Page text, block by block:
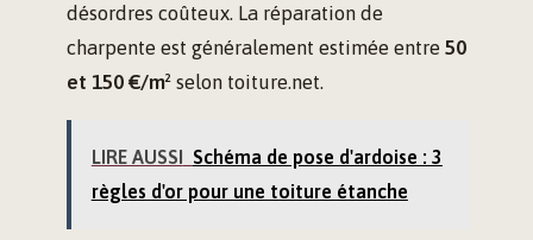
désordres coûteux. La réparation de
charpente est généralement estimée entre 50
et 150 €/m² selon toiture.net.
LIRE AUSSI Schéma de pose d'ardoise : 3
règles d'or pour une toiture étanche